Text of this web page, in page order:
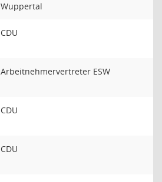
Wuppertal
CDU
Arbeitnehmervertreter ESW
CDU
CDU